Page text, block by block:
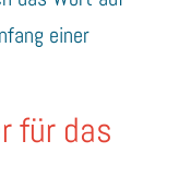
einer
für das